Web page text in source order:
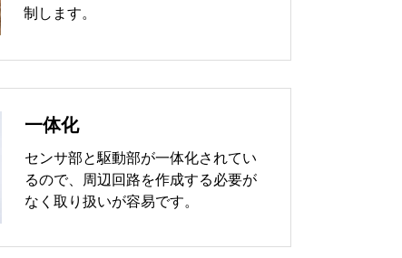
制します。
一体化
センサ部と駆動部が一体化されてい
るので、周辺回路を作成する必要が
なく取り扱いが容易です。